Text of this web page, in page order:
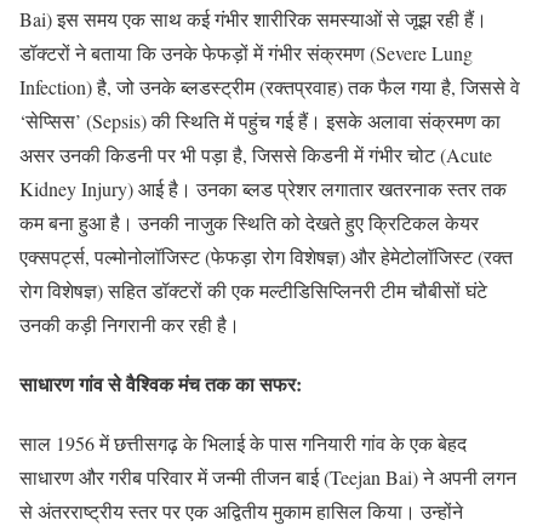
Bai) इस समय एक साथ कई गंभीर शारीरिक समस्याओं से जूझ रही हैं।
डॉक्टरों ने बताया कि उनके फेफड़ों में गंभीर संक्रमण (Severe Lung
Infection) है, जो उनके ब्लडस्ट्रीम (रक्तप्रवाह) तक फैल गया है, जिससे वे
‘सेप्सिस’ (Sepsis) की स्थिति में पहुंच गई हैं। इसके अलावा संक्रमण का
असर उनकी किडनी पर भी पड़ा है, जिससे किडनी में गंभीर चोट (Acute
Kidney Injury) आई है। उनका ब्लड प्रेशर लगातार खतरनाक स्तर तक
कम बना हुआ है। उनकी नाजुक स्थिति को देखते हुए क्रिटिकल केयर
एक्सपर्ट्स, पल्मोनोलॉजिस्ट (फेफड़ा रोग विशेषज्ञ) और हेमेटोलॉजिस्ट (रक्त
रोग विशेषज्ञ) सहित डॉक्टरों की एक मल्टीडिसिप्लिनरी टीम चौबीसों घंटे
उनकी कड़ी निगरानी कर रही है।
साधारण गांव से वैश्विक मंच तक का सफर:
साल 1956 में छत्तीसगढ़ के भिलाई के पास गनियारी गांव के एक बेहद
साधारण और गरीब परिवार में जन्मी तीजन बाई (Teejan Bai) ने अपनी लगन
से अंतरराष्ट्रीय स्तर पर एक अद्वितीय मुकाम हासिल किया। उन्होंने